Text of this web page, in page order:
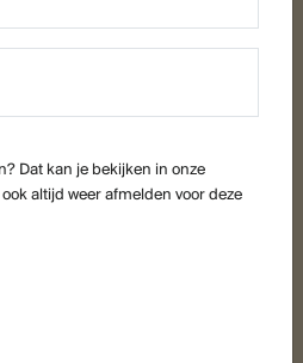
aan de teksten, getoonde
is een gebiedsontwikkeling